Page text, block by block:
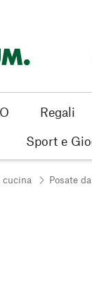
Regali
Sport e
cucina Posate